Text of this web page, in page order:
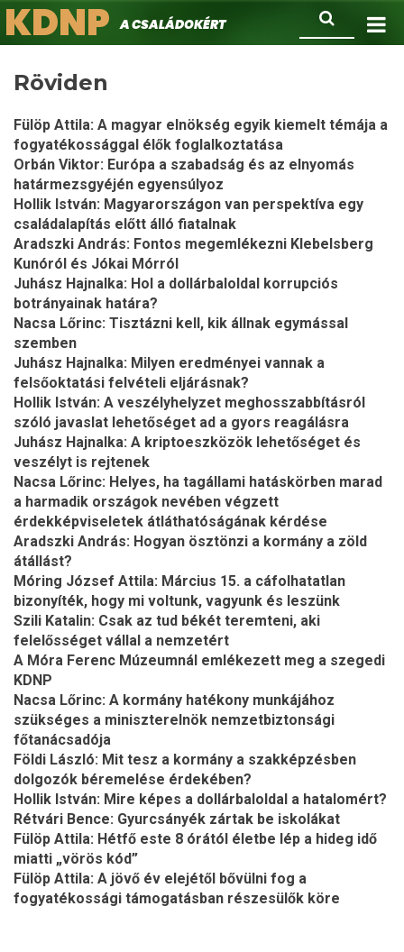
Ugrás
a
Keresés
KDNPA családokért.
Röviden
Fülöp Attila: A magyar elnökség egyik kiemelt témája a
fogyatékossággal élők foglalkoztatása
Orbán Viktor: Európa a szabadság és az elnyomás
határmezsgyéjén egyensúlyoz
Hollik István: Magyarországon van perspektíva egy
családalapítás előtt álló fiatalnak
Aradszki András: Fontos megemlékezni Klebelsberg
Kunóról és Jókai Mórról
Juhász Hajnalka: Hol a dollárbaloldal korrupciós
botrányainak határa?
Nacsa Lőrinc: Tisztázni kell, kik állnak egymással
szemben
Juhász Hajnalka: Milyen eredményei vannak a
felsőoktatási felvételi eljárásnak?
Hollik István: A veszélyhelyzet meghosszabbításról
szóló javaslat lehetőséget ad a gyors reagálásra
Juhász Hajnalka: A kriptoeszközök lehetőséget és
veszélyt is rejtenek
Nacsa Lőrinc: Helyes, ha tagállami hatáskörben marad
a harmadik országok nevében végzett
érdekképviseletek átláthatóságának kérdése
Aradszki András: Hogyan ösztönzi a kormány a zöld
átállást?
Móring József Attila: Március 15. a cáfolhatatlan
bizonyíték, hogy mi voltunk, vagyunk és leszünk
Szili Katalin: Csak az tud békét teremteni, aki
felelősséget vállal a nemzetért
A Móra Ferenc Múzeumnál emlékezett meg a szegedi
KDNP
Nacsa Lőrinc: A kormány hatékony munkájához
szükséges a miniszterelnök nemzetbiztonsági
főtanácsadója
Földi László: Mit tesz a kormány a szakképzésben
dolgozók béremelése érdekében?
Hollik István: Mire képes a dollárbaloldal a hatalomért?
Rétvári Bence: Gyurcsányék zártak be iskolákat
Fülöp Attila: Hétfő este 8 órától életbe lép a hideg idő
miatti „vörös kód”
Fülöp Attila: A jövő év elejétől bővülni fog a
fogyatékossági támogatásban részesülők köre